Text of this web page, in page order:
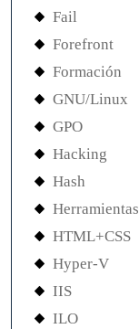
Fail
Forefront
Formación
GNU/Linux
GPO
Hacking
Hash
Herramientas
HTML+CSS
Hyper-V
IIS
ILO